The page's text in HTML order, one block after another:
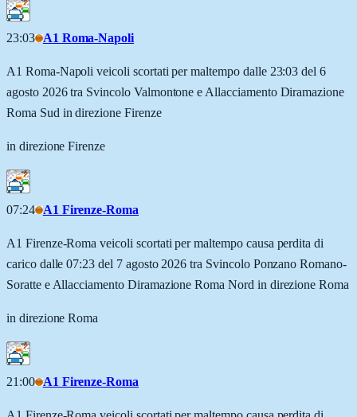
23:03 A1 Roma-Napoli
A1 Roma-Napoli veicoli scortati per maltempo dalle 23:03 del 6
agosto 2026 tra Svincolo Valmontone e Allacciamento Diramazione
Roma Sud in direzione Firenze
in direzione Firenze
07:24 A1 Firenze-Roma
A1 Firenze-Roma veicoli scortati per maltempo causa perdita di
carico dalle 07:23 del 7 agosto 2026 tra Svincolo Ponzano Romano-
Soratte e Allacciamento Diramazione Roma Nord in direzione Roma
in direzione Roma
21:00 A1 Firenze-Roma